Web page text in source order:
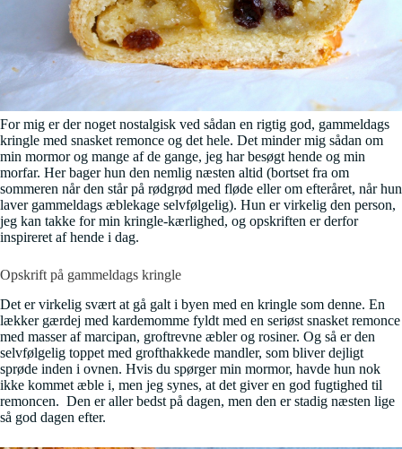
For mig er der noget nostalgisk ved sådan en rigtig god, gammeldags
kringle med snasket remonce og det hele. Det minder mig sådan om
min mormor og mange af de gange, jeg har besøgt hende og min
morfar. Her bager hun den nemlig næsten altid (bortset fra om
sommeren når den står på rødgrød med fløde eller om efteråret, når hun
laver gammeldags æblekage selvfølgelig). Hun er virkelig den person,
jeg kan takke for min kringle-kærlighed, og opskriften er derfor
inspireret af hende i dag.
Opskrift på gammeldags kringle
Det er virkelig svært at gå galt i byen med en kringle som denne. En
lækker gærdej med kardemomme fyldt med en seriøst snasket remonce
med masser af marcipan, groftrevne æbler og rosiner. Og så er den
selvfølgelig toppet med grofthakkede mandler, som bliver dejligt
sprøde inden i ovnen. Hvis du spørger min mormor, havde hun nok
ikke kommet æble i, men jeg synes, at det giver en god fugtighed til
remoncen. Den er aller bedst på dagen, men den er stadig næsten lige
så god dagen efter.